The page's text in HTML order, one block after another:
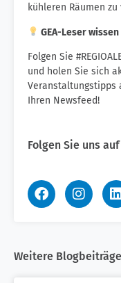
kühleren Räumen
GEA-Leser
Folgen Sie
und holen Sie sich
Veranstaltungstipps
Ihren Newsfeed!
Folgen Sie uns
Weitere Blogbeiträge